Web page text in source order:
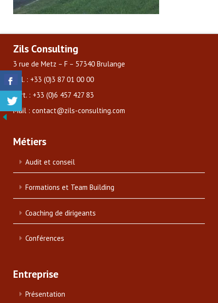
Zils Consulting
3 rue de Metz – F – 57340 Brulange
Tél. : +33 (0)3 87 01 00 00
Port. : +33 (0)6 457 427 83
Mail : contact@zils-consulting.com
Métiers
Audit et conseil
Formations et Team Building
Coaching de dirigeants
Conférences
Entreprise
Présentation